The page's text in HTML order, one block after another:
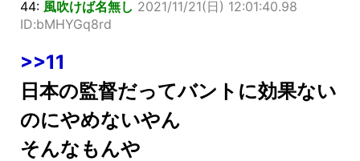
44: 風吹けば名無し 2021/11/21(日) 12:01:40.98
ID:bMHYGq8rd
>>11
日本の監督だってバントに効果ない
のにやめないやん
そんなもんや